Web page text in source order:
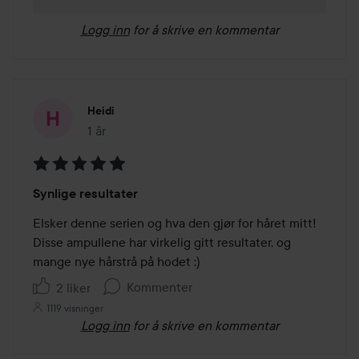
Logg inn for å skrive en kommentar
Heidi
1 år
Innlegget ble opprettet 1 år
5
av
5
Synlige resultater
Elsker denne serien og hva den gjør for håret mitt!
Disse ampullene har virkelig gitt resultater, og
mange nye hårstrå på hodet :)
2 liker
Kommenter
1119 visninger
Logg inn for å skrive en kommentar